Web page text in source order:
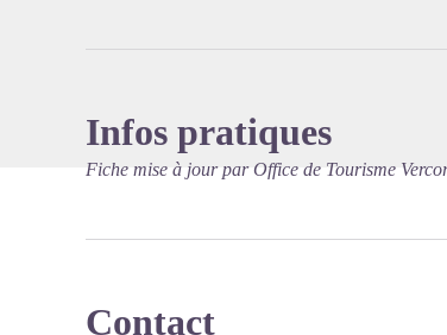
Infos pratiques
Fiche mise à jour par Office de Tourisme
Contact